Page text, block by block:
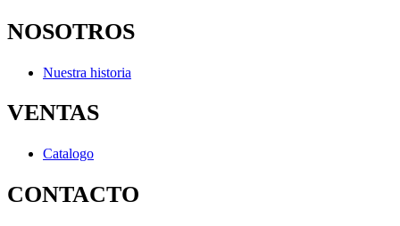
NOSOTROS
Nuestra historia
VENTAS
Catalogo
CONTACTO